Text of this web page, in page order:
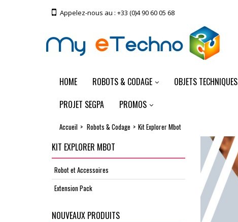
Appelez-nous au : +33 (0)4 90 60 05 68
HOME ROBOTS & CODAGE OBJETS TECHNIQUES
PROJET SEGPA
PROMOS
Accueil > Robots & Codage > Kit Explorer Mbot
KIT EXPLORER MBOT
Robot et Accessoires
Extension Pack
NOUVEAUX PRODUITS